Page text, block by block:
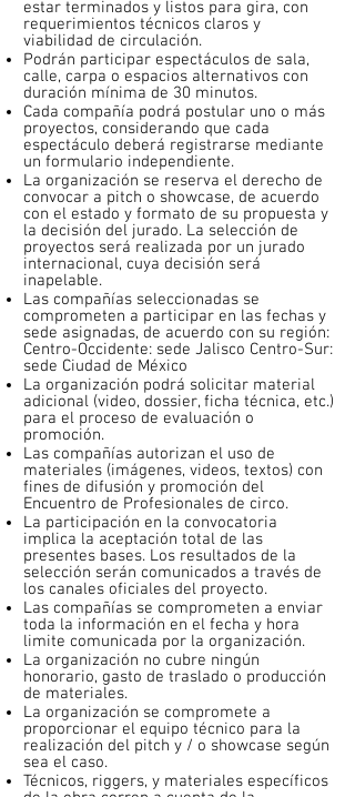
estar terminados y listos para gira, con
requerimientos técnicos claros y
viabilidad de circulación.
Podrán participar espectáculos de sala,
calle, carpa o espacios alternativos con
duración mínima de 30 minutos.
Cada compañía podrá postular uno o más
proyectos, considerando que cada
espectáculo deberá registrarse mediante
un formulario independiente.
La organización se reserva el derecho de
convocar a pitch o showcase, de acuerdo
con el estado y formato de su propuesta y
la decisión del jurado. La selección de
proyectos será realizada por un jurado
internacional, cuya decisión será
inapelable.
Las compañías seleccionadas se
comprometen a participar en las fechas y
sede asignadas, de acuerdo con su región:
Centro-Occidente: sede Jalisco Centro-Sur:
sede Ciudad de México
La organización podrá solicitar material
adicional (video, dossier, ficha técnica, etc.)
para el proceso de evaluación o
promoción.
Las compañías autorizan el uso de
materiales (imágenes, videos, textos) con
fines de difusión y promoción del
Encuentro de Profesionales de circo.
La participación en la convocatoria
implica la aceptación total de las
presentes bases. Los resultados de la
selección serán comunicados a través de
los canales oficiales del proyecto.
Las compañías se comprometen a enviar
toda la información en el fecha y hora
limite comunicada por la organización.
La organización no cubre ningún
honorario, gasto de traslado o producción
de materiales.
La organización se compromete a
proporcionar el equipo técnico para la
realización del pitch y / o showcase según
sea el caso.
Técnicos, riggers, y materiales específicos